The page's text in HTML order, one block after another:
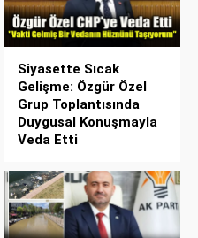
Siyasette Sıcak
Gelişme: Özgür Özel
Grup Toplantısında
Duygusal Konuşmayla
Veda Etti